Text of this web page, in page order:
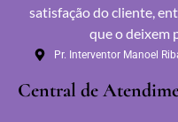
satisfação do cliente,
que o deixem
Pr. Interventor Manoel
Central de